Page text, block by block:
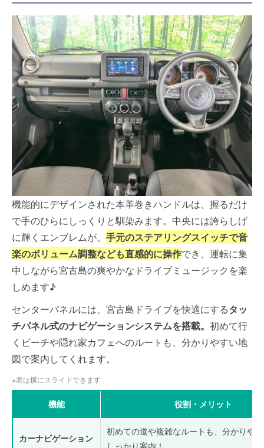
機能的にデザインされた本革巻きハンドルは、握るだけ
で手のひらにしっくりと馴染みます。中央には誇らしげ
に輝くエンブレムが。 手元のステアリングスイッチで音
楽のボリューム調整なども直感的に操作でき、運転に集
中しながら宮古島の爽やかなドライブミュージックを楽
しめます♪
センターパネルには、宮古島ドライブを快適にするタッ
チパネル式のナビゲーションシステムを搭載。 初めて行
くビーチや隠れ家カフェへのルートも、分かりやすい地
図で案内してくれます。
※表は横にスライドできます
機能 役割・メリット
カーナビゲーション
初めての道や複雑なルートも、分かりや
しっかり案内！